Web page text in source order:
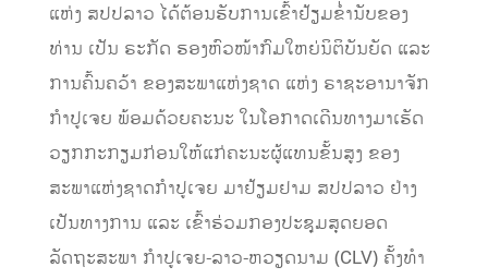
ແຫ່ງ ສປປລາວ ໄດ້ຕ້ອນຮັບການເຂົ້າຢ້ຽມຂໍ່ານັບຂອງ
ທ່ານ ເປັນ ຣະກັດ ຮອງຫົວໜ້າກົມໃຫຍ່ນິຕິບັນຍັດ ແລະ
ການຄົ້ນຄວ້າ ຂອງສະພາແຫ່ງຊາດ ແຫ່ງ ຣາຊະອານາຈັກ
ກຳປູເຈຍ ພ້ອມດ້ວຍຄະນະ ໃນໂອກາດເດີນທາງມາເຮັດ
ວຽກກະກຽມກ່ອນໃຫ້ແກ່ຄະນະຜູ້ແທນຂັ້ນສູງ ຂອງ
ສະພາແຫ່ງຊາດກໍາປູເຈຍ ມາຢ້ຽມຢາມ ສປປລາວ ຢ່າງ
ເປັນທາງການ ແລະ ເຂົ້າຮ່ວມກອງປະຊຸມສຸດຍອດ
ລັດຖະສະພາ ກໍາປູເຈຍ-ລາວ-ຫວຽດນາມ (CLV) ຄັ້ງທໍາ